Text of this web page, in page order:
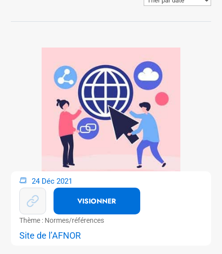
24 Déc 2021
VISIONNER
Thème : Normes/références
Site de l’AFNOR